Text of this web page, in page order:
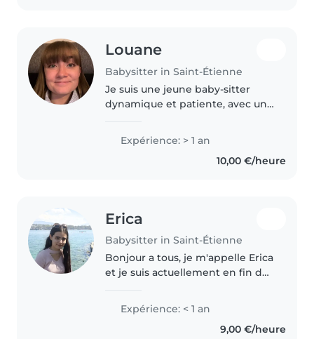
Louane
Babysitter in Saint-Étienne
Je suis une jeune baby-sitter
dynamique et patiente, avec une
activités manuelles et d'éveils
ainsi que l'apprentissage
Expérience: > 1 an
10,00 €/heure
Erica
Babysitter in Saint-Étienne
Bonjour a tous, je m'appelle Erica
et je suis actuellement en fin de
durant les grandes vacances et
quoi de mieux que m'occuper
d'enfants sachant que..
Expérience: < 1 an
9,00 €/heure